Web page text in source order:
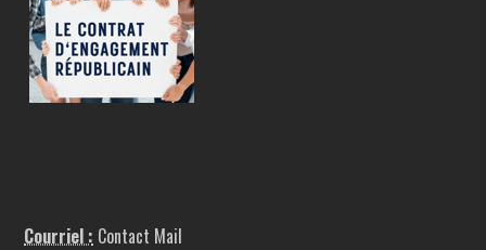
Courriel : Contact Mail